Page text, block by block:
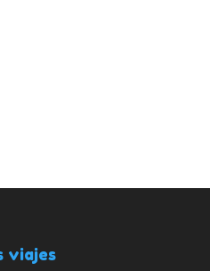
viajes